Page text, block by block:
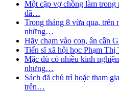
Một cặp vợ chồng làm
đã…
Trong tháng 8 vừa qua, trên
những…
Hãy chạm vào con, ân cần
Tiến sĩ xã hội học Phạm Thị
Mặc dù có nhiều kinh
nhưng…
Sách đã chủ trì hoặc tham
trên…